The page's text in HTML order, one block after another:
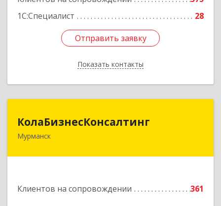
1С:Специалист
28
Отправить заявку
Показать контакты
Отправить заявку
Назад
КолаБизнесКонсалтинг
Мурманск
Клиентов на сопровождении 361